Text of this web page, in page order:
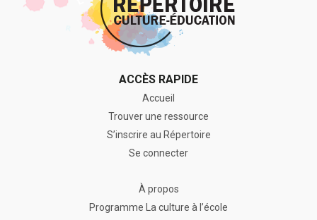
ACCÈS RAPIDE
Accueil
Trouver une ressource
S’inscrire au Répertoire
Se connecter
À propos
Programme La culture à l’école